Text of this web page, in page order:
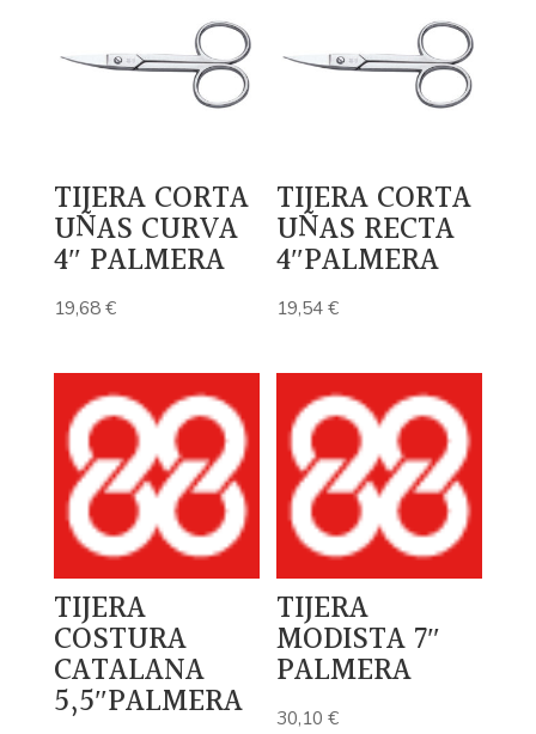
TIJERA CORTA
UÑAS CURVA
4″ PALMERA
19,68€
TIJERA CORTA
UÑAS RECTA
4″PALMERA
19,54€
TIJERA
COSTURA
CATALANA
5,5″PALMERA
TIJERA
MODISTA 7″
PALMERA
30,10€